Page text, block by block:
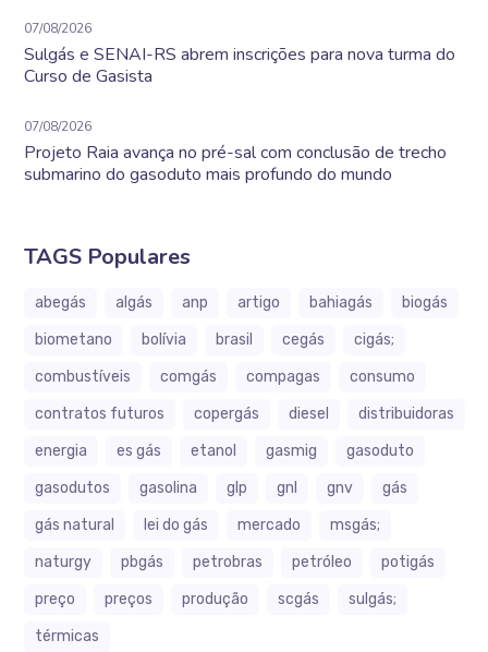
07/08/2026
Sulgás e SENAI-RS abrem inscrições para nova turma do
Curso de Gasista
07/08/2026
Projeto Raia avança no pré-sal com conclusão de trecho
submarino do gasoduto mais profundo do mundo
TAGS Populares
abegás algás anp artigo bahiagás
biogás
biometano
bolívia brasil cegás
cigás;
combustíveis
comgás compagas
consumo
contratos futuros
copergás diesel
distribuidoras
energia
es gás etanol gasmig
gasoduto
gasodutos
gasolina glp gnl gnv
gás
gás natural
lei do gás mercado
msgás;
naturgy
pbgás petrobras petróleo
potigás
preço
preços produção scgás
sulgás;
térmicas